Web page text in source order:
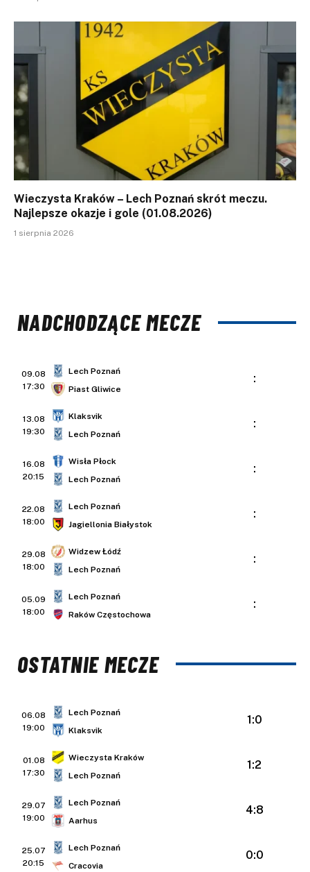
Wieczysta Kraków – Lech Poznań skrót meczu.
Najlepsze okazje i gole (01.08.2026)
1 sierpnia 2026
NADCHODZĄCE MECZE
09.08
17:30
Lech Poznań
Piast Gliwice
:
13.08
19:30
Klaksvik
Lech Poznań
:
16.08
20:15
Wisła Płock
Lech Poznań
:
22.08
18:00
Lech Poznań
Jagiellonia Białystok
:
29.08
18:00
Widzew Łódź
Lech Poznań
:
05.09
18:00
Lech Poznań
Raków Częstochowa
:
OSTATNIE MECZE
06.08
19:00
Lech Poznań
Klaksvik
1:0
01.08
17:30
Wieczysta Kraków
Lech Poznań
1:2
29.07
19:00
Lech Poznań
Aarhus
4:8
25.07
20:15
Lech Poznań
Cracovia
0:0